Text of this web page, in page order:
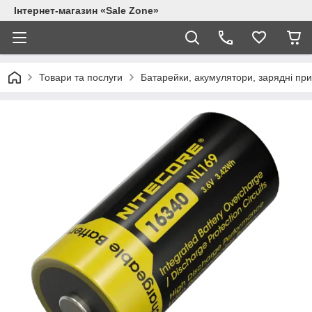
Інтернет-магазин «Sale Zone»
Товари та послуги Батарейки, акумулятори, зарядні